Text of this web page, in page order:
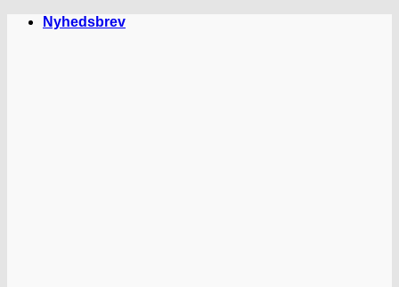
FortsætNyhedsbrev